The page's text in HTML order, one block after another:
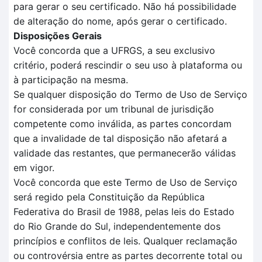
para gerar o seu certificado. Não há possibilidade
de alteração do nome, após gerar o certificado.
Disposições Gerais
Você concorda que a UFRGS, a seu exclusivo
critério, poderá rescindir o seu uso à plataforma ou
à participação na mesma.
Se qualquer disposição do Termo de Uso de Serviço
for considerada por um tribunal de jurisdição
competente como inválida, as partes concordam
que a invalidade de tal disposição não afetará a
validade das restantes, que permanecerão válidas
em vigor.
Você concorda que este Termo de Uso de Serviço
será regido pela Constituição da República
Federativa do Brasil de 1988, pelas leis do Estado
do Rio Grande do Sul, independentemente dos
princípios e conflitos de leis. Qualquer reclamação
ou controvérsia entre as partes decorrente total ou